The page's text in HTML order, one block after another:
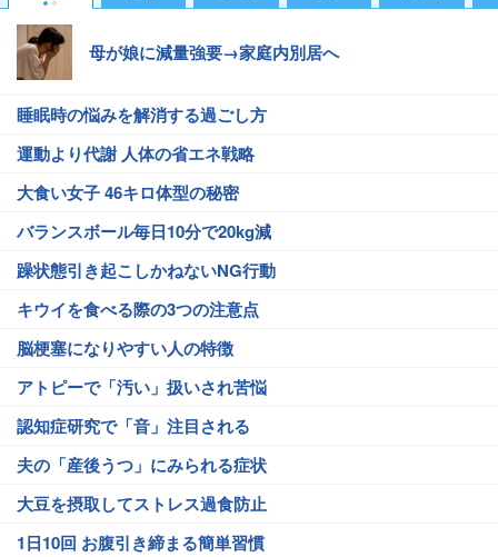
母が娘に減量強要→家庭内別居へ
睡眠時の悩みを解消する過ごし方
運動より代謝 人体の省エネ戦略
大食い女子 46キロ体型の秘密
バランスボール毎日10分で20kg減
躁状態引き起こしかねないNG行動
キウイを食べる際の3つの注意点
脳梗塞になりやすい人の特徴
アトピーで「汚い」扱いされ苦悩
認知症研究で「音」注目される
夫の「産後うつ」にみられる症状
大豆を摂取してストレス過食防止
1日10回 お腹引き締まる簡単習慣